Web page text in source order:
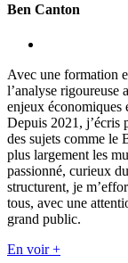
Ben Canton
Avec une formation
l’analyse rigoureuse
enjeux économiques
Depuis 2021, j’écris
des sujets comme le
plus largement les
passionné, curieux
structurent, je
tous, avec une
grand public.
En voir +